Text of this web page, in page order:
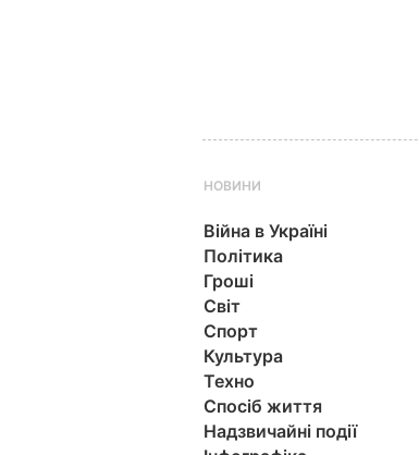
НОВИНИ
Війна в Україні
Політика
Гроші
Світ
Спорт
Культура
Техно
Спосіб життя
Надзвичайні події